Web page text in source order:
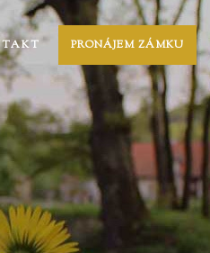
PRONÁJEM ZÁMKU